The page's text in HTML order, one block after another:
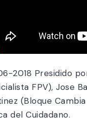
2018 Presidido
FPV), Jose
(Bloque
del Cuidadano.